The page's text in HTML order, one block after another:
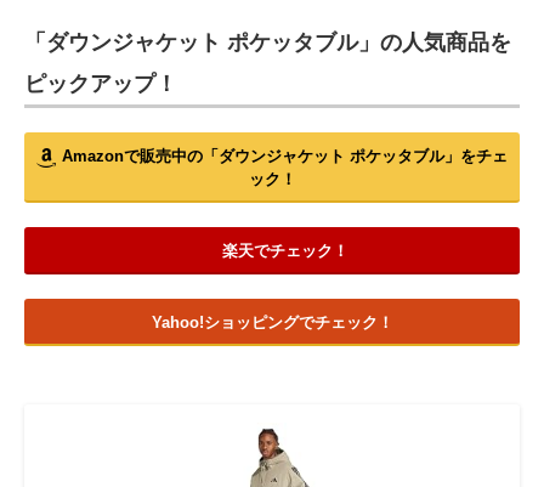
「ダウンジャケット ポケッタブル」の人気商品を
ピックアップ！
Amazonで販売中の「ダウンジャケット ポケッタブル」をチェ
ック！
楽天でチェック！
Yahoo!ショッピングでチェック！